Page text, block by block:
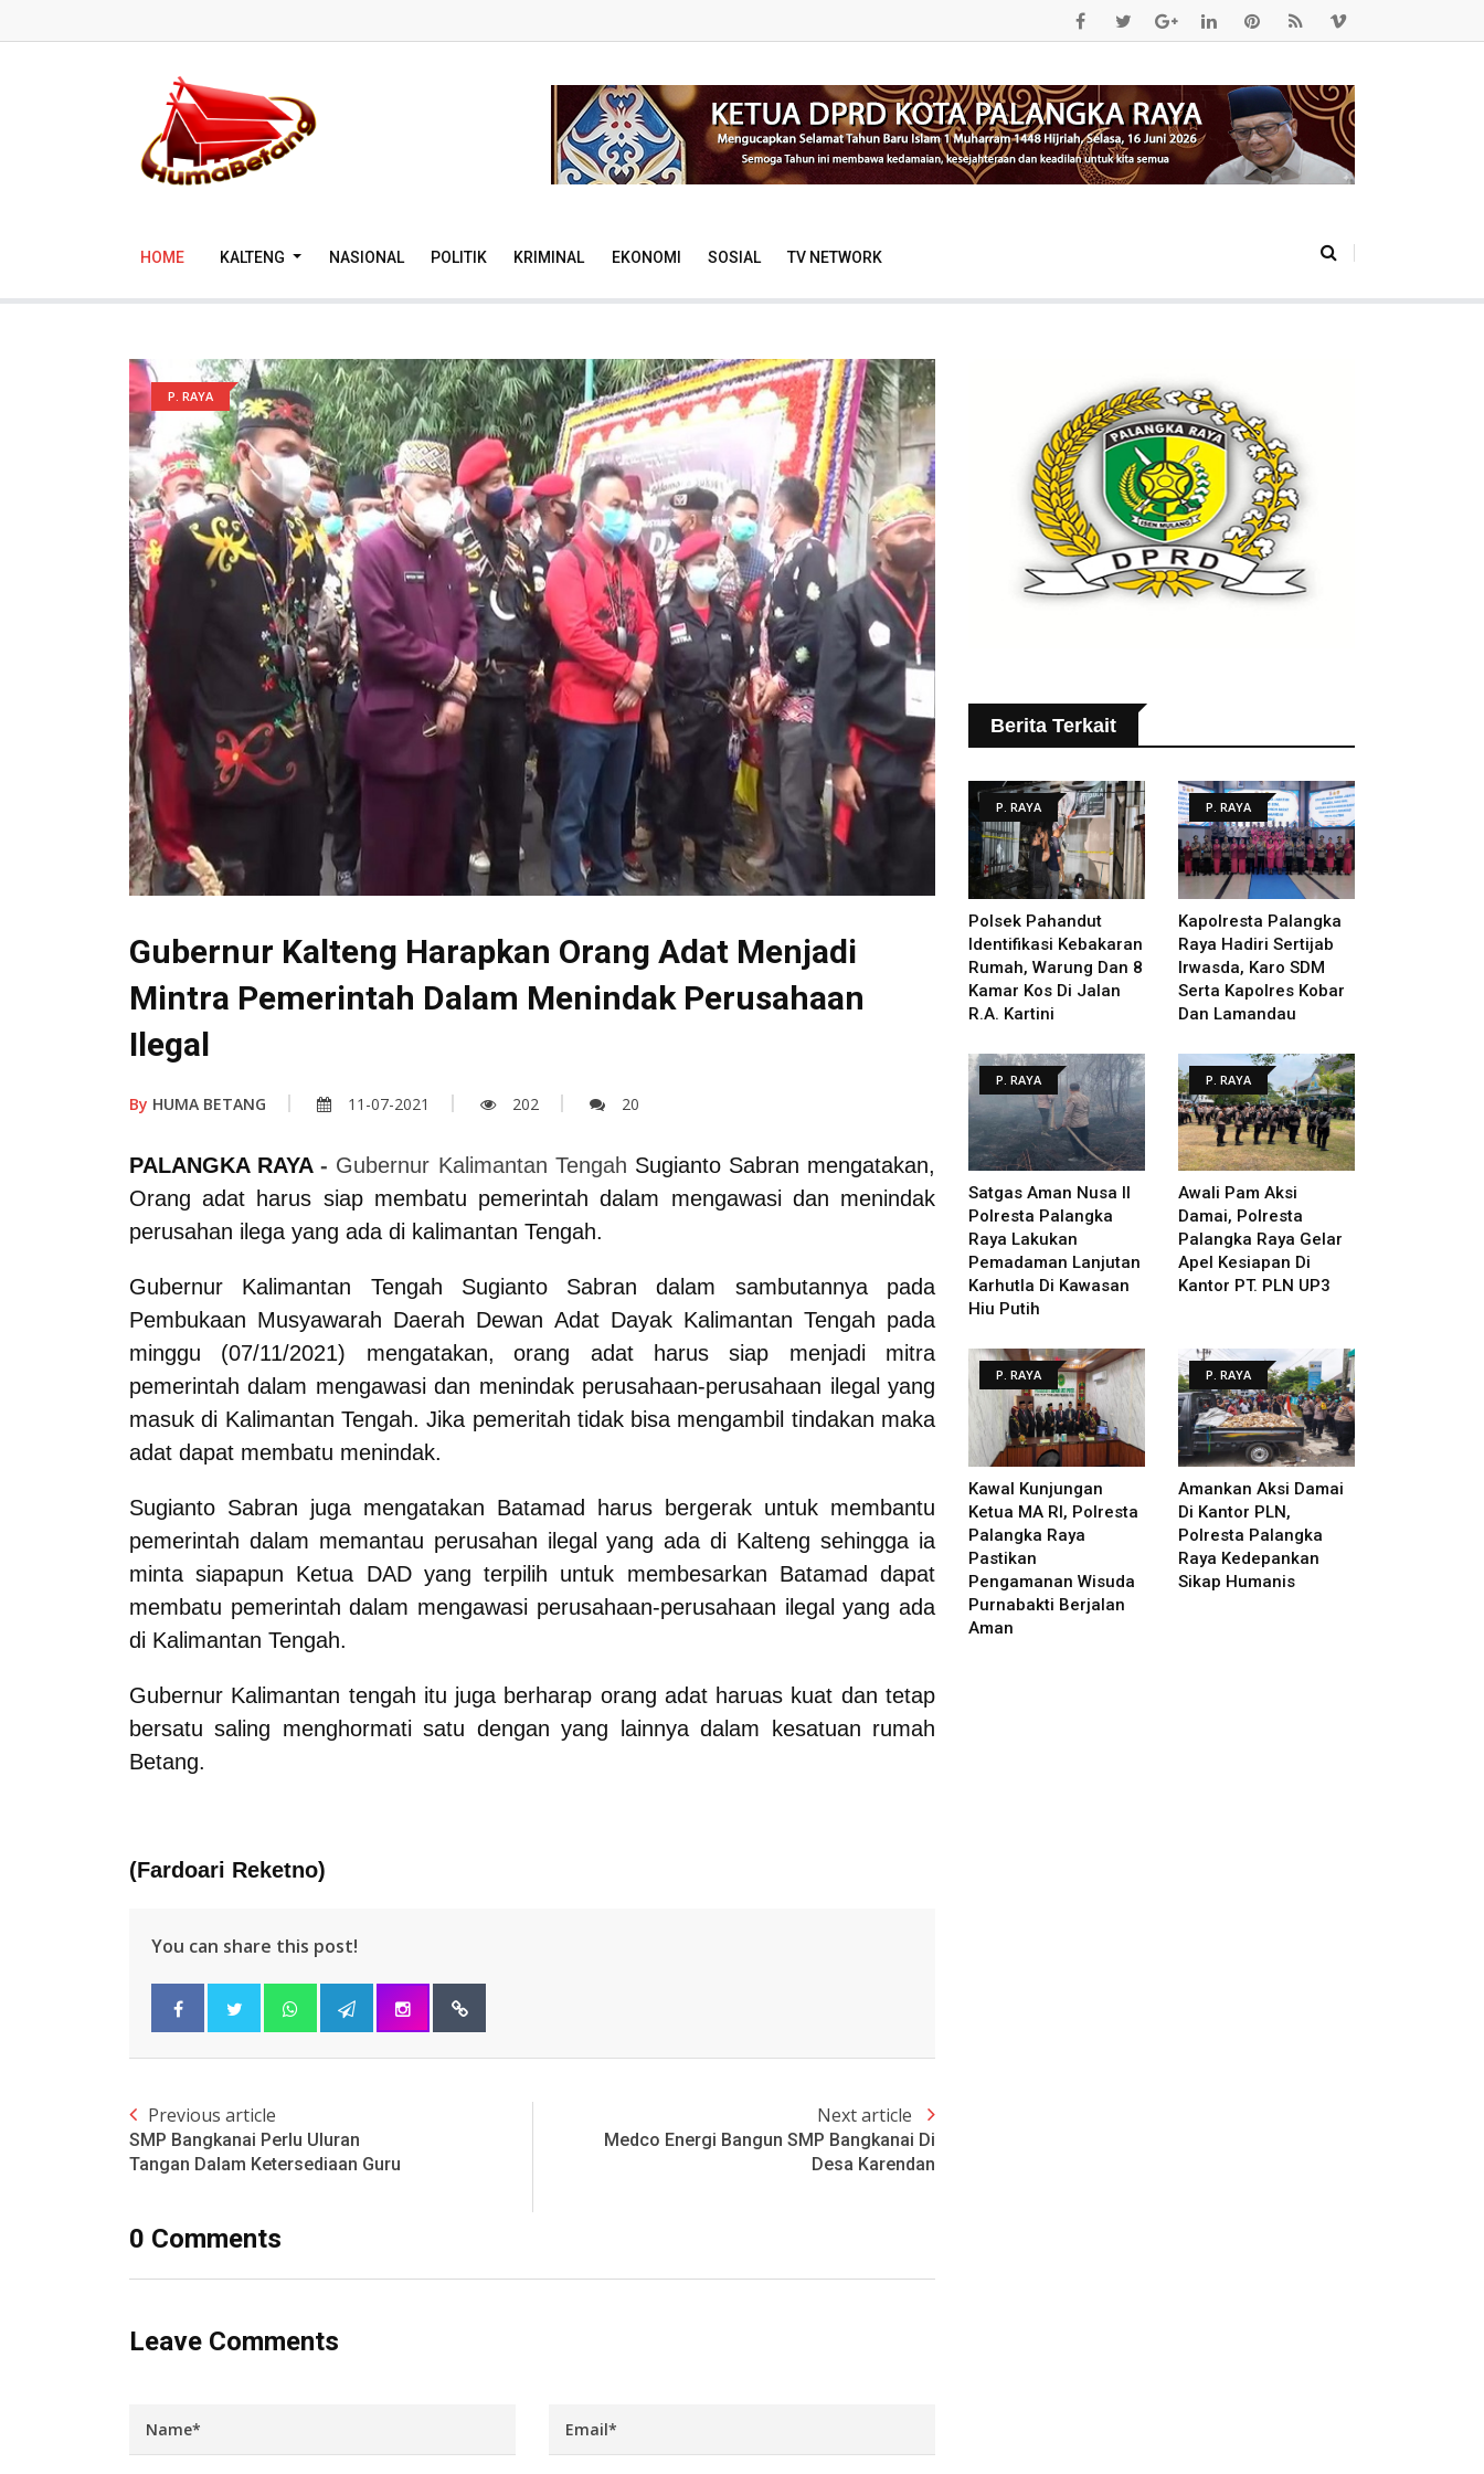
HOME KALTENG NASIONAL POLITIK KRIMINAL EKONOMI SOSIAL TV NETWORK
P. RAYA
Gubernur Kalteng Harapkan Orang Adat Menjadi
Mintra Pemerintah Dalam Menindak Perusahaan
Ilegal
By HUMA BETANG 11-07-2021 202 20
PALANGKA RAYA - Gubernur Kalimantan Tengah Sugianto Sabran mengatakan,
Orang adat harus siap membatu pemerintah dalam mengawasi dan menindak
perusahan ilega yang ada di kalimantan Tengah.
Gubernur Kalimantan Tengah Sugianto Sabran dalam sambutannya pada
Pembukaan Musyawarah Daerah Dewan Adat Dayak Kalimantan Tengah pada
minggu (07/11/2021) mengatakan,
orang adat harus siap menjadi mitra
pemerintah dalam mengawasi dan menindak perusahaan-perusahaan ilegal yang
masuk di Kalimantan Tengah. Jika pemeritah tidak bisa mengambil tindakan maka
adat dapat membatu menindak.
Sugianto Sabran juga mengatakan Batamad harus bergerak untuk membantu
pemerintah dalam memantau perusahan ilegal yang ada di Kalteng sehingga ia
minta siapapun Ketua DAD yang terpilih untuk membesarkan Batamad dapat
membatu pemerintah dalam mengawasi perusahaan-perusahaan ilegal yang ada
di Kalimantan Tengah.
Gubernur Kalimantan tengah itu juga berharap orang adat haruas kuat dan tetap
bersatu saling menghormati satu dengan yang lainnya dalam kesatuan rumah
Betang.
(Fardoari Reketno)
You can share this post!
Previous article
SMP Bangkanai Perlu Uluran
Tangan Dalam Ketersediaan Guru
Next article
Medco Energi Bangun SMP Bangkanai Di
Desa Karendan
0 Comments
Leave Comments
Berita Terkait
P. RAYA
Polsek Pahandut
Identifikasi Kebakaran
Rumah, Warung Dan 8
Kamar Kos Di Jalan
R.A. Kartini
P. RAYA
Kapolresta Palangka
Raya Hadiri Sertijab
Irwasda, Karo SDM
Serta Kapolres Kobar
Dan Lamandau
P. RAYA
Satgas Aman Nusa II
Polresta Palangka
Raya Lakukan
Pemadaman Lanjutan
Karhutla Di Kawasan
Hiu Putih
P. RAYA
Awali Pam Aksi
Damai, Polresta
Palangka Raya Gelar
Apel Kesiapan Di
Kantor PT. PLN UP3
P. RAYA
Kawal Kunjungan
Ketua MA RI, Polresta
Palangka Raya
Pastikan
Pengamanan Wisuda
Purnabakti Berjalan
Aman
P. RAYA
Amankan Aksi Damai
Di Kantor PLN,
Polresta Palangka
Raya Kedepankan
Sikap Humanis